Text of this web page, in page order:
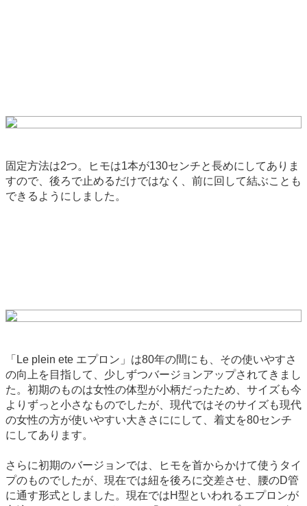
固定方法は2つ。ヒモは1本が130センチと長めにしてありま
すので、後ろで止めるだけではなく、前に回して結ぶことも
できるようにしました。
「Le plein ete エプロン」は80年の間にも、その使いやすさ
の向上を目指して、少しずつバージョンアップされてきまし
た。初期のものは女性の体型が小柄だったため、サイズも今
よりずっと小さなものでしたが、現代ではそのサイズも現代
の女性の方が使いやすい大きさににして、着丈を80センチ
にしてあります。
さらに初期のバージョンでは、ヒモを首からかけて使うタイ
プのものでしたが、現在では紐を後ろに交差させ、腰のD管
に通す形式としました。現在ではH型といわれるエプロンが